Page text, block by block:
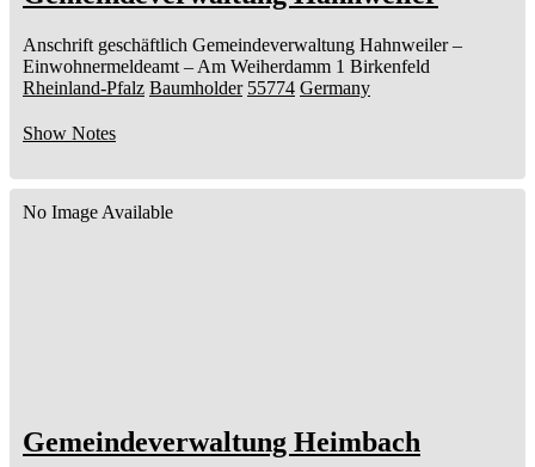
Anschrift geschäftlich Gemeindeverwaltung Hahnweiler –
Einwohnermeldeamt – Am Weiherdamm 1 Birkenfeld
Rheinland-Pfalz Baumholder 55774 Germany
Show Notes
No Image Available
Gemeindeverwaltung Heimbach